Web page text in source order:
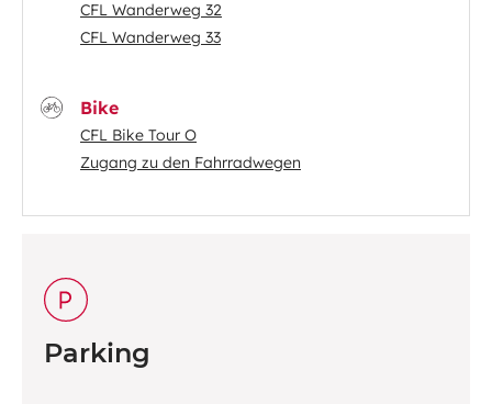
CFL Wanderweg 32
CFL Wanderweg 33
Bike
CFL Bike Tour O
Zugang zu den Fahrradwegen
Parking